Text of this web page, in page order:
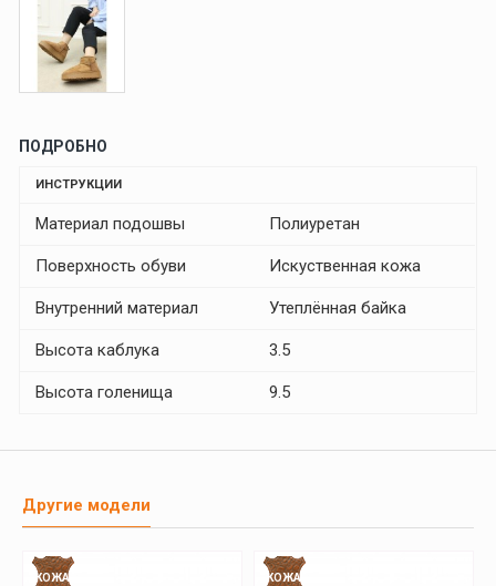
ПОДРОБНО
ИНСТРУКЦИИ
Материал подошвы Полиуретан
Поверхность обуви Искуственная кожа
Внутренний материал Утеплённая байка
Высота каблука 3.5
Высота голенища 9.5
Другие модели
КОЖА КОЖА